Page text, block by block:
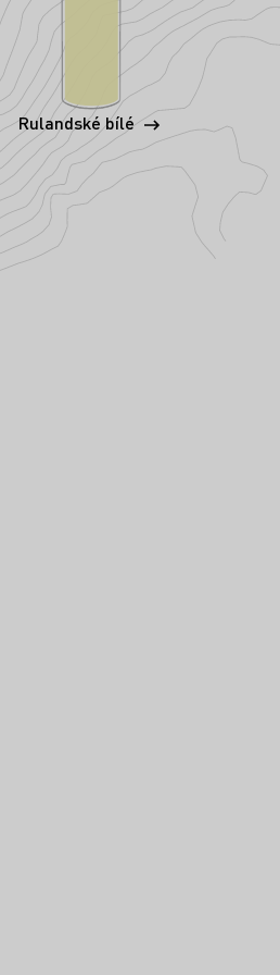
Rulandské bílé